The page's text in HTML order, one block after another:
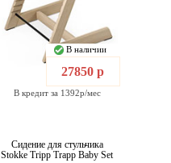
В наличии
27850 р
В кредит за 1392р/мес
Сидение для стульчика
Stokke Tripp Trapp Baby Set